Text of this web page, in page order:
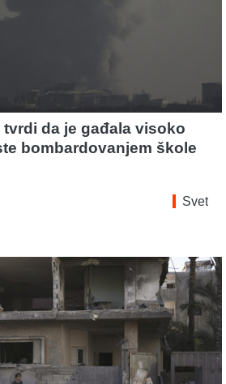
da je gađala visoko
bombardovanjem škole
Svet